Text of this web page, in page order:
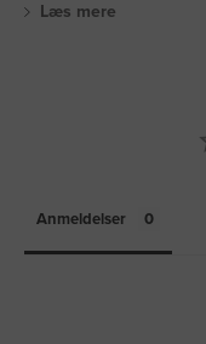
Læs mere
Anmeldelser